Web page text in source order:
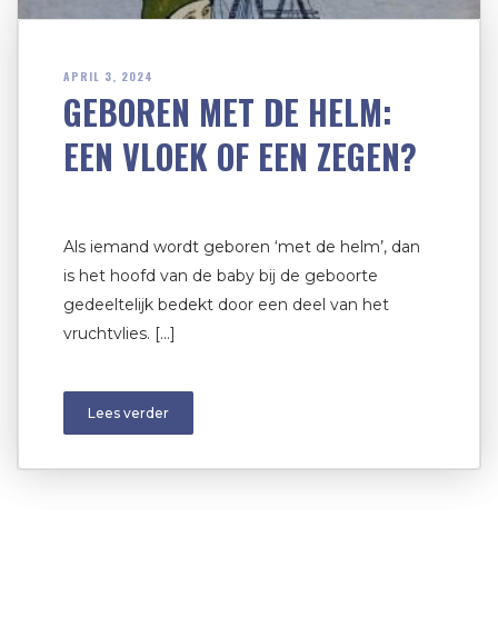
APRIL 3, 2024
GEBOREN MET DE HELM:
EEN VLOEK OF EEN ZEGEN?
Als iemand wordt geboren ‘met de helm’, dan
is het hoofd van de baby bij de geboorte
gedeeltelijk bedekt door een deel van het
vruchtvlies. […]
Lees verder